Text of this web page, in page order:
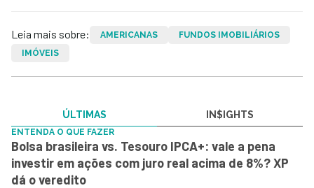
Leia mais sobre: AMERICANAS
FUNDOS IMOBILIÁRIOS
IMÓVEIS
ÚLTIMAS IN$IGHTS
ENTENDA O QUE FAZER
Bolsa brasileira vs. Tesouro IPCA+: vale a pena
investir em ações com juro real acima de 8%? XP
dá o veredito